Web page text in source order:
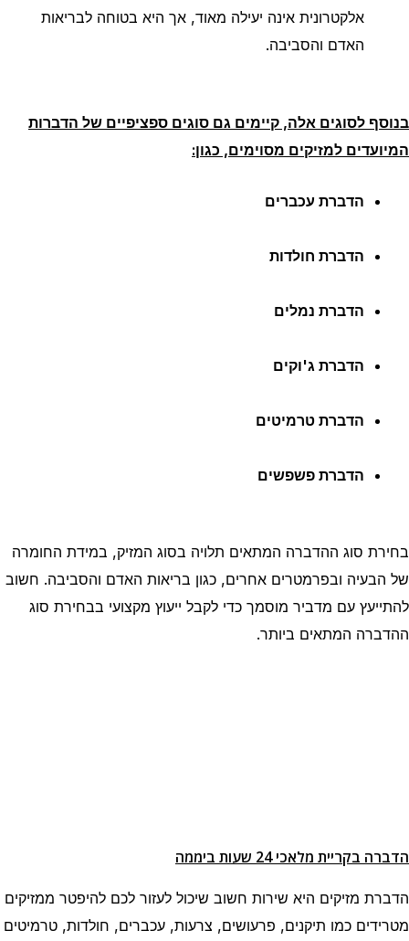
אלקטרונית אינה יעילה מאוד, אך היא בטוחה לבריאות
האדם והסביבה.
בנוסף לסוגים אלה, קיימים גם סוגים ספציפיים של הדברות
המיועדים למזיקים מסוימים, כגון:
הדברת עכברים
הדברת חולדות
הדברת נמלים
הדברת ג'וקים
הדברת טרמיטים
הדברת פשפשים
בחירת סוג ההדברה המתאים תלויה בסוג המזיק, במידת החומרה
של הבעיה ובפרמטרים אחרים, כגון בריאות האדם והסביבה. חשוב
להתייעץ עם מדביר מוסמך כדי לקבל ייעוץ מקצועי בבחירת סוג
ההדברה המתאים ביותר.
הדברה בקריית מלאכי 24 שעות ביממה
הדברת מזיקים היא שירות חשוב שיכול לעזור לכם להיפטר ממזיקים
מטרידים כמו תיקנים, פרעושים, צרעות, עכברים, חולדות, טרמיטים